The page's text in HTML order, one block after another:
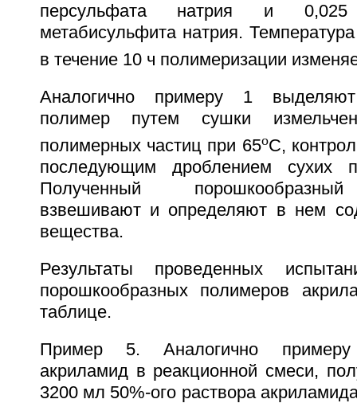
персульфата натрия и
метабисульфита натрия.
в течение 10 ч полимеризации
Аналогично примеру 1
полимер путем сушки
полимерных частиц при 65oС,
последующим дроблением сухих
Полученный
взвешивают и определяют в нем
вещества.
Результаты проведенных
порошкообразных полимеров
таблице.
Пример 5. Аналогично
акриламид в реакционной смеси,
3200 мл 50%-ого раствора